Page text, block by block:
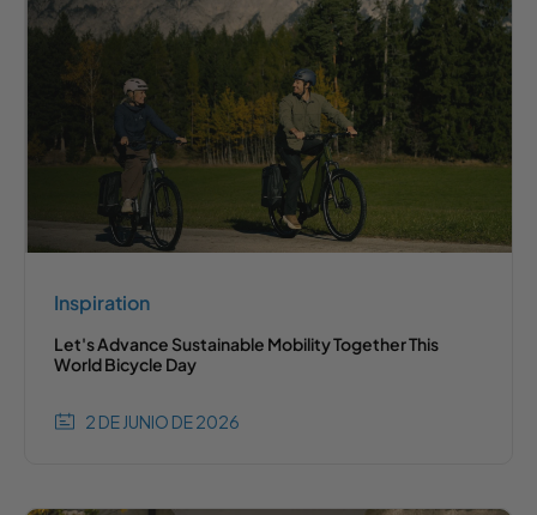
Inspiration
Let's Advance Sustainable Mobility Together This
World Bicycle Day
2 DE JUNIO DE 2026